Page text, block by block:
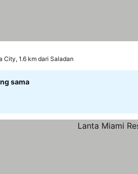
City, 1.6 km dari Saladan
sama